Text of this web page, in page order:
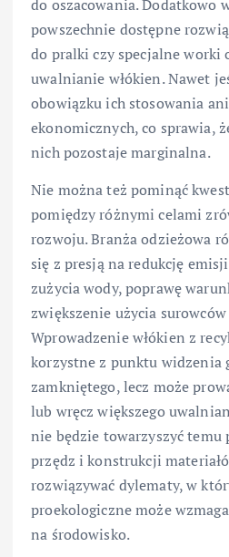
do oszacowania. Dodatkowo
powszechnie dostępne
do pralki czy specjalne worki
uwalnianie włókien. Nawet
obowiązku ich stosowania
ekonomicznych, co sprawia,
nich pozostaje marginalna.
Nie można też pominąć
pomiędzy różnymi celami
rozwoju. Branża odzieżowa
się z presją na redukcję
zużycia wody, poprawę
zwiększenie użycia
Wprowadzenie włókien z
korzystne z punktu widzenia
zamkniętego, lecz może
lub wręcz większego
nie będzie towarzyszyć temu
przędz i konstrukcji
rozwiązywać dylematy, w
proekologiczne może
na środowisko.